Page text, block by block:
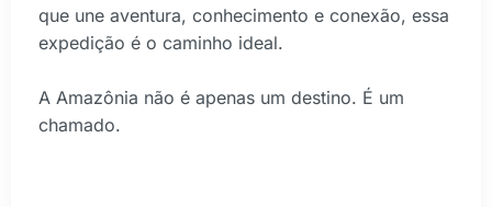
que une aventura, conhecimento e conexão, essa
expedição é o caminho ideal.
A Amazônia não é apenas um destino. É um
chamado.